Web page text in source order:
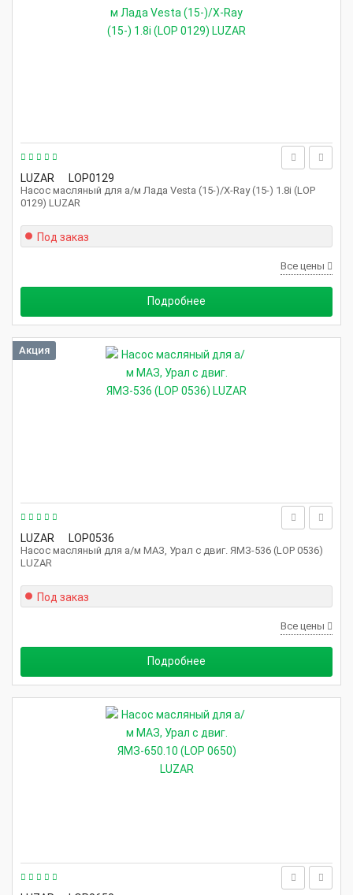
LUZAR LOP0129
Насос масляный для а/м Лада Vesta (15-)/X-Ray (15-) 1.8i (LOP
0129) LUZAR
Под заказ
Все цены
Подробнее
LUZAR LOP0536
Насос масляный для а/м МАЗ, Урал с двиг. ЯМЗ-536 (LOP 0536)
LUZAR
Акция
Под заказ
Все цены
Подробнее